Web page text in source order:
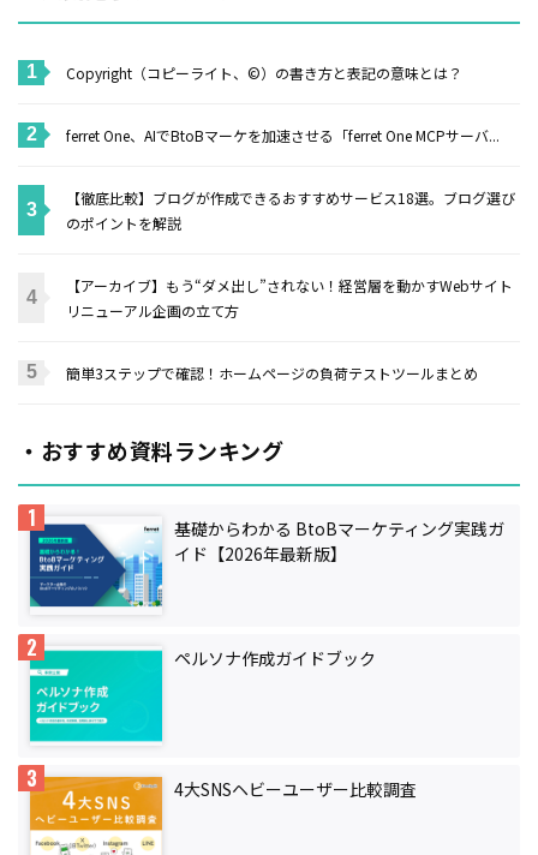
Copyright（コピーライト、©）の書き方と表記の意味とは？
ferret One、AIでBtoBマーケを加速させる「ferret One MCPサーバ...
【徹底比較】ブログが作成できるおすすめサービス18選。ブログ選び
のポイントを解説
【アーカイブ】もう“ダメ出し”されない！経営層を動かすWebサイト
リニューアル企画の立て方
簡単3ステップで確認！ホームページの負荷テストツールまとめ
・おすすめ資料ランキング
基礎からわかる BtoBマーケティング実践ガ
イド【2026年最新版】
ペルソナ作成ガイドブック
4大SNSヘビーユーザー比較調査